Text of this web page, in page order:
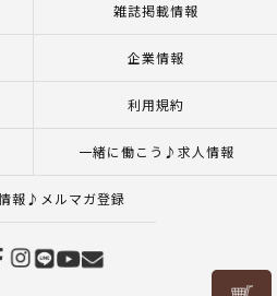
雑誌掲載情報
企業情報
利用規約
一緒に働こう♪求人情報
報♪メルマガ登録